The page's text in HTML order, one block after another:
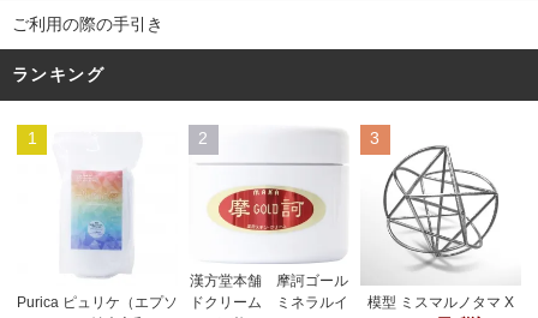
ご利用の際の手引き
ランキング
1
Purica ピュリケ（エプソ
2
漢方堂本舗 摩訶ゴール
ドクリーム ミネラルイ
3
模型 ミスマルノタマ X